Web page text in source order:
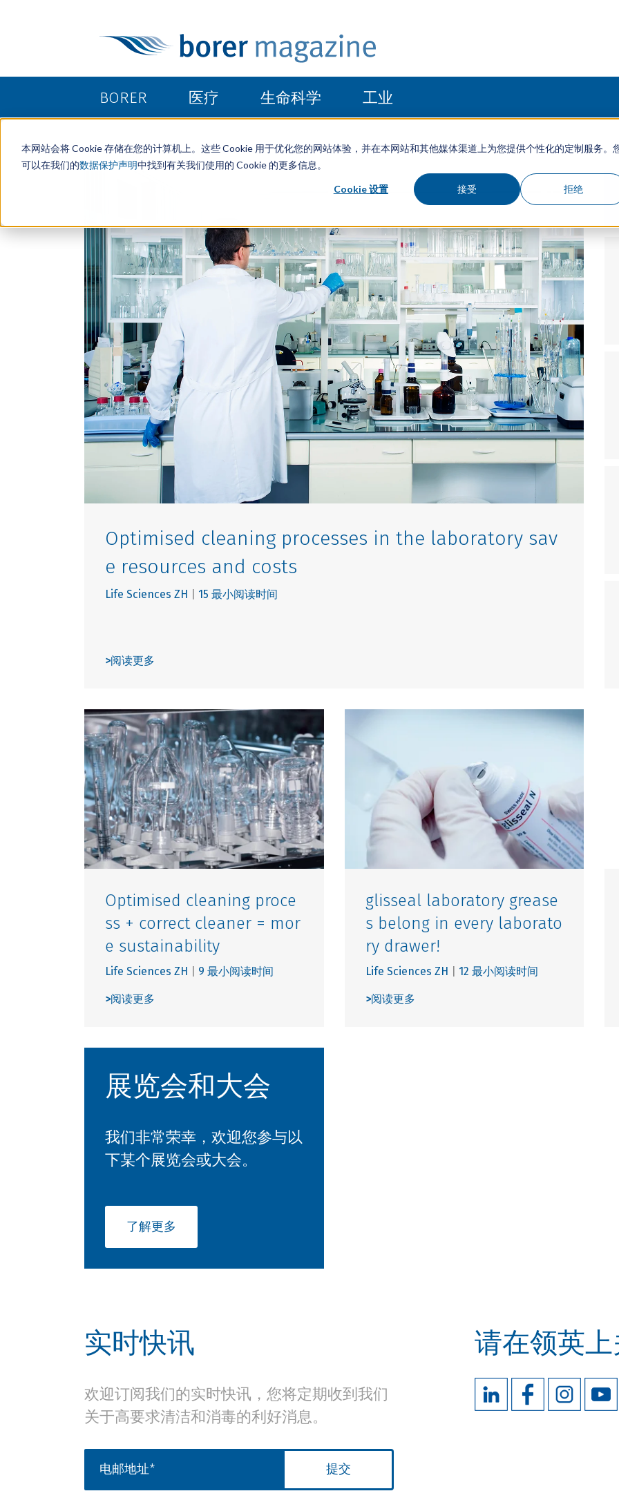
本网站会将 Cookie 存储在您的计算机上。这些 Cookie 用于优化您的网站体验，并在本网站和其他媒体渠道上为您提供个性化的定制服务。
可以在我们的数据保护声明中找到有关我们使用的 Cookie 的更多信息。
Cookie 设置 接受 拒绝
BORER 医疗 生命科学 工业
Optimised cleaning processes in the laboratory sav
e resources and costs
Life Sciences ZH 15 最小阅读时间
>阅读更多
Optimised cleaning proce
ss + correct cleaner = mor
e sustainability
Life Sciences ZH 9 最小阅读时间
>阅读更多
glisseal laboratory grease
s belong in every laborato
ry drawer!
Life Sciences ZH 12 最小阅读时间
>阅读更多
展览会和大会
我们非常荣幸，欢迎您参与以
下某个展览会或大会。
了解更多
实时快讯
欢迎订阅我们的实时快讯，您将定期收到我们
关于高要求清洁和消毒的利好消息。
请在领英